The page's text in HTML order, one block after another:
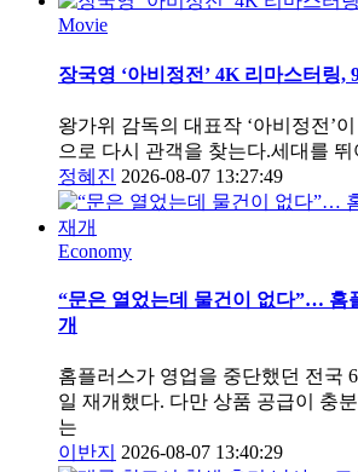
Movie
장국영 ‘아비정전’ 4K 리마스터링,
왕가위 감독의 대표작 ‘아비정전’
으로 다시 관객을 찾는다.세대를
정혜진 2026-08-07 13:27:49
Economy
“문은 열었는데 물건이 없다”… 홈
개
홈플러스가 영업을 중단했던 전국
일 재개했다. 다만 상품 공급이 충
는
이반지
2026-08-07 13:40:29